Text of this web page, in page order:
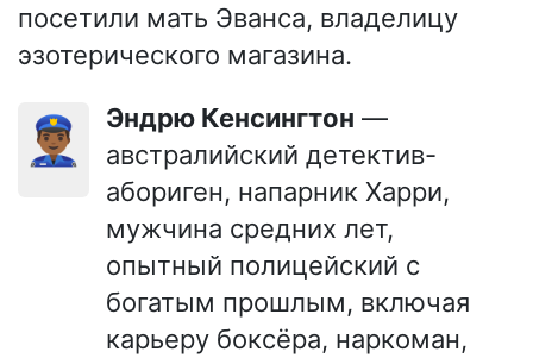
посетили мать Эванса, владелицу
эзотерического магазина.
👮🏾‍♂️ Эндрю Кенсингтон —
австралийский детектив-
абориген, напарник Харри,
мужчина средних лет,
опытный полицейский с
богатым прошлым, включая
карьеру боксёра, наркоман,